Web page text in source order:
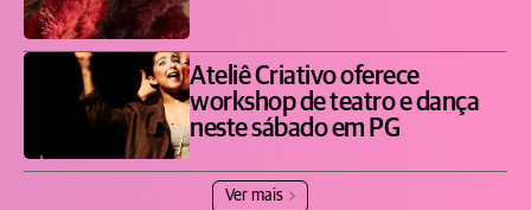
Ateliê Criativo oferece
workshop de teatro e dança
neste sábado em PG
Ver mais